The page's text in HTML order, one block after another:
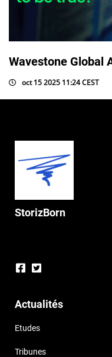
Wavestone Global
oct 15 2025 11:24 CEST
StorizBorn
Actualités
Etudes
Tribunes